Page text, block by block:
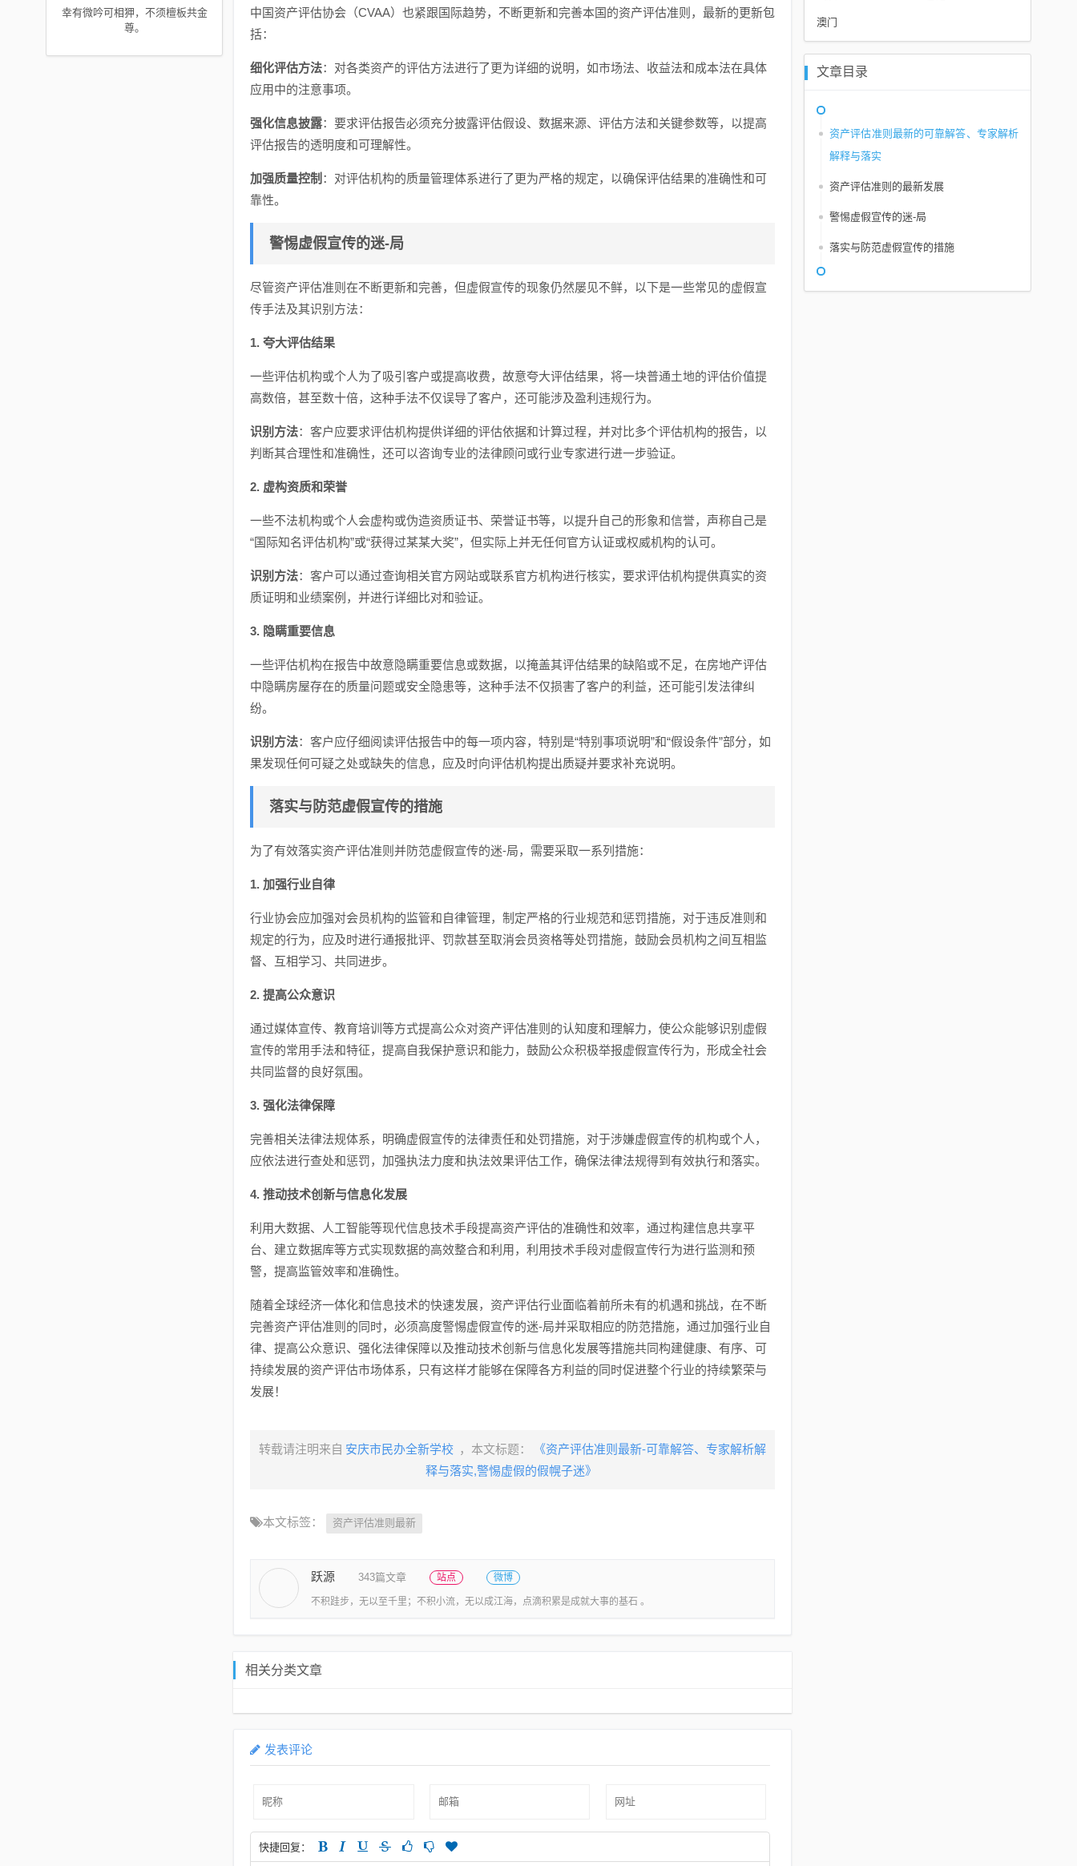
幸有微吟可相狎，不须檀板共金
尊。
中国资产评估协会（CVAA）也紧跟国际趋势，不断更新和完善本国的资产评估准则，最新的更新包
括：
细化评估方法：对各类资产的评估方法进行了更为详细的说明，如市场法、收益法和成本法在具体
应用中的注意事项。
强化信息披露：要求评估报告必须充分披露评估假设、数据来源、评估方法和关键参数等，以提高
评估报告的透明度和可理解性。
加强质量控制 ：对评估机构的质量管理体系进行了更为严格的规定，以确保评估结果的准确性和可
靠性。
警惕虚假宣传的迷-局
尽管资产评估准则在不断更新和完善，但虚假宣传的现象仍然屡见不鲜，以下是一些常见的虚假宣
传手法及其识别方法：
1. 夸大评估结果
一些评估机构或个人为了吸引客户或提高收费，故意夸大评估结果，将一块普通土地的评估价值提
高数倍，甚至数十倍，这种手法不仅误导了客户，还可能涉及盈利违规行为。
识别方法：客户应要求评估机构提供详细的评估依据和计算过程，并对比多个评估机构的报告，以
判断其合理性和准确性，还可以咨询专业的法律顾问或行业专家进行进一步验证。
2. 虚构资质和荣誉
一些不法机构或个人会虚构或伪造资质证书、荣誉证书等，以提升自己的形象和信誉，声称自己是
“国际知名评估机构”或“获得过某某大奖”，但实际上并无任何官方认证或权威机构的认可。
识别方法：客户可以通过查询相关官方网站或联系官方机构进行核实，要求评估机构提供真实的资
质证明和业绩案例，并进行详细比对和验证。
3. 隐瞒重要信息
一些评估机构在报告中故意隐瞒重要信息或数据，以掩盖其评估结果的缺陷或不足，在房地产评估
中隐瞒房屋存在的质量问题或安全隐患等，这种手法不仅损害了客户的利益，还可能引发法律纠
纷。
识别方法：客户应仔细阅读评估报告中的每一项内容，特别是“特别事项说明”和“假设条件”部分，如
果发现任何可疑之处或缺失的信息，应及时向评估机构提出质疑并要求补充说明。
落实与防范虚假宣传的措施
为了有效落实资产评估准则并防范虚假宣传的迷-局，需要采取一系列措施：
1. 加强行业自律
行业协会应加强对会员机构的监管和自律管理，制定严格的行业规范和惩罚措施，对于违反准则和
规定的行为，应及时进行通报批评、罚款甚至取消会员资格等处罚措施，鼓励会员机构之间互相监
督、互相学习、共同进步。
2. 提高公众意识
通过媒体宣传、教育培训等方式提高公众对资产评估准则的认知度和理解力，使公众能够识别虚假
宣传的常用手法和特征，提高自我保护意识和能力，鼓励公众积极举报虚假宣传行为，形成全社会
共同监督的良好氛围。
3. 强化法律保障
完善相关法律法规体系，明确虚假宣传的法律责任和处罚措施，对于涉嫌虚假宣传的机构或个人，
应依法进行查处和惩罚，加强执法力度和执法效果评估工作，确保法律法规得到有效执行和落实。
4. 推动技术创新与信息化发展
利用大数据、人工智能等现代信息技术手段提高资产评估的准确性和效率，通过构建信息共享平
台、建立数据库等方式实现数据的高效整合和利用，利用技术手段对虚假宣传行为进行监测和预
警，提高监管效率和准确性。
随着全球经济一体化和信息技术的快速发展，资产评估行业面临着前所未有的机遇和挑战，在不断
完善资产评估准则的同时，必须高度警惕虚假宣传的迷-局并采取相应的防范措施，通过加强行业自
律、提高公众意识、强化法律保障以及推动技术创新与信息化发展等措施共同构建健康、有序、可
持续发展的资产评估市场体系，只有这样才能够在保障各方利益的同时促进整个行业的持续繁荣与
发展！
转载请注明来自 安庆市民办全新学校 ，本文标题：
《资产评估准则最新-可靠解答、专家解析解
释与落实​,警惕虚假的假幌子迷》
本文标签： 资产评估准则最新
跃源 343篇文章 站点 微博
不积跬步，无以至千里；不积小流，无以成江海，点滴积累是成就大事的基石 。
相关分类文章
发表评论
快捷回复：
澳门
文章目录
资产评估准则最新的可靠解答、专家解析
解释与落实​
资产评估准则的最新发展
警惕虚假宣传的迷-局
落实与防范虚假宣传的措施